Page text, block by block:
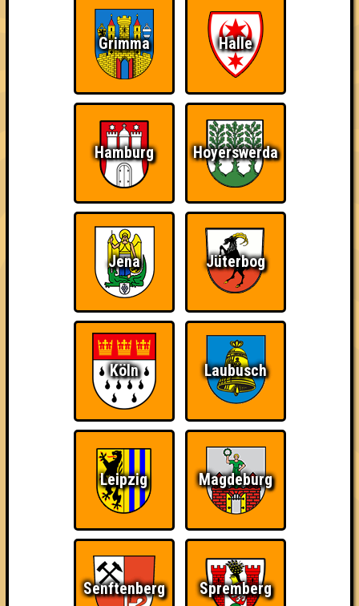
1. Wannerer Ultras
19
17 21 57
2. Die Pubnasen
17 17 22 56
2. Rugbyjenakommtvorbei
19 21
2. Currywurst & Friends
23 56
3. Quizzards FC
24 54
3. BOOMIN UNIVERSITY
Grimma Halle
Hamburg Hoyerswerda
Jena Jüterbog
Köln Laubusch
Leipzig Magdeburg
Senftenberg Spremberg